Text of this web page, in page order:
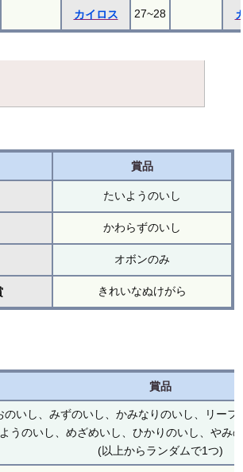
カイロス 27~28
賞品
たいようのいし
かわらずのいし
オボンのみ
きれいなぬけがら
賞品
のいし、みずのいし、かみなりのいし、リーフ
うのいし、めざめいし、ひかりのいし、やみ
(以上からランダムで1つ)